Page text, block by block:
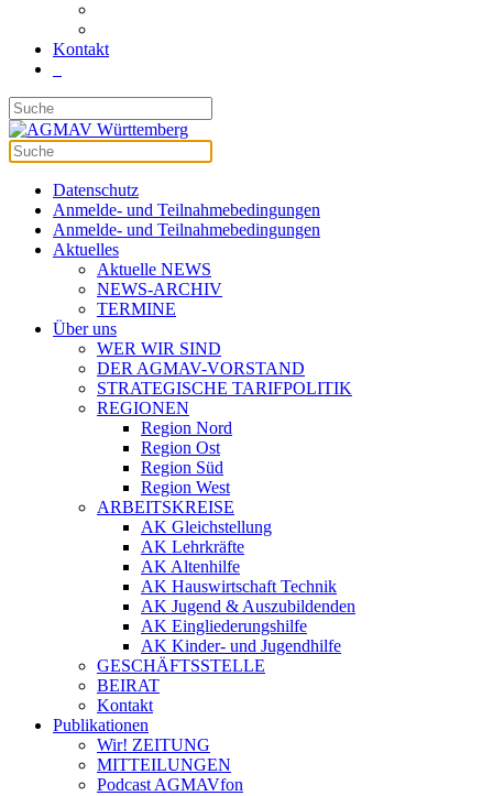
Kontakt
Datenschutz
Anmelde- und Teilnahmebedingungen
Anmelde- und Teilnahmebedingungen
Aktuelles
Aktuelle NEWS
NEWS-ARCHIV
TERMINE
Über uns
WER WIR SIND
DER AGMAV-VORSTAND
STRATEGISCHE TARIFPOLITIK
REGIONEN
Region Nord
Region Ost
Region Süd
Region West
ARBEITSKREISE
AK Gleichstellung
AK Lehrkräfte
AK Altenhilfe
AK Hauswirtschaft Technik
AK Jugend & Auszubildenden
AK Eingliederungshilfe
AK Kinder- und Jugendhilfe
GESCHÄFTSSTELLE
BEIRAT
Kontakt
Publikationen
Wir! ZEITUNG
MITTEILUNGEN
Podcast AGMAVfon